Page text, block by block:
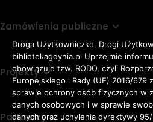
Zamówienia publiczne
Projekty
Partnerzy
Droga Użytkowniczko, Drogi
bibliotekagdynia.pl Uprzejmie
obowiązuje tzw. RODO, czyli
Europejskiego i Rady (UE) 2016/679
sprawie ochrony osób fizycznych w
danych osobowych i w sprawie
danych oraz uchylenia dyrektywy